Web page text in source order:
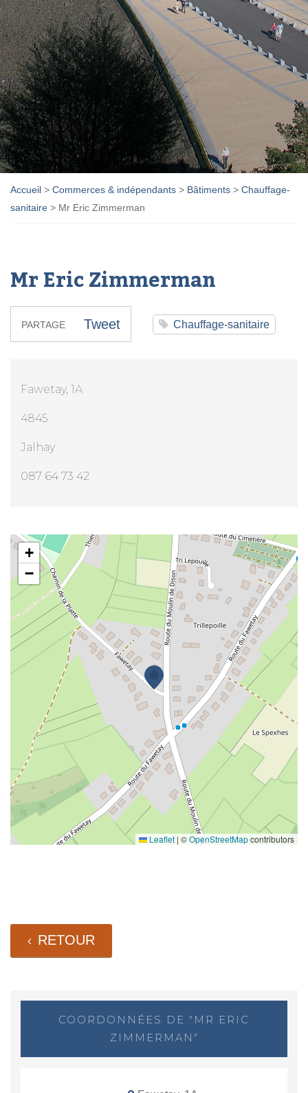
Accueil > Commerces & indépendants > Bâtiments > Chauffage-
sanitaire > Mr Eric Zimmerman
Mr Eric Zimmerman
PARTAGE Tweet Chauffage-sanitaire
Fawetay, 1A
4845
Jalhay
087 64 73 42
Mr Eric Zimmerman
+
−
Leaflet | ©OpenStreetMapcontributors
RETOUR
COORDONNÉES DE "MR ERIC
ZIMMERMAN"